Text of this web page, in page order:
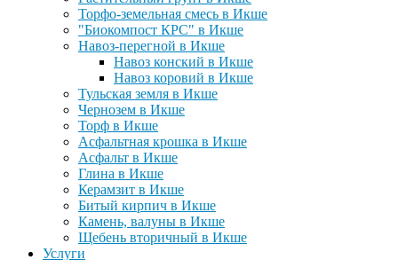
Торфо-земельная смесь в Икше
"Биокомпост КРС" в Икше
Навоз-перегной в Икше
Навоз конский в Икше
Навоз коровий в Икше
Тульская земля в Икше
Чернозем в Икше
Торф в Икше
Асфальтная крошка в Икше
Асфальт в Икше
Глина в Икше
Керамзит в Икше
Битый кирпич в Икше
Камень, валуны в Икше
Щебень вторичный в Икше
Услуги